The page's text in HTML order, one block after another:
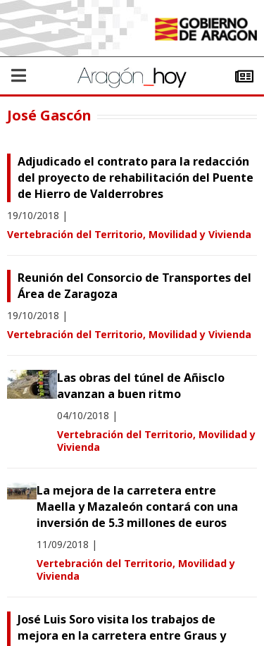
José Gascón
Adjudicado el contrato para la redacción
del proyecto de rehabilitación del Puente
de Hierro de Valderrobres
19/10/2018 |
Vertebración del Territorio, Movilidad y Vivienda
Reunión del Consorcio de Transportes del
Área de Zaragoza
19/10/2018 |
Vertebración del Territorio, Movilidad y Vivienda
Las obras del túnel de Añisclo
avanzan a buen ritmo
04/10/2018 |
Vertebración del Territorio, Movilidad y
Vivienda
La mejora de la carretera entre
Maella y Mazaleón contará con una
inversión de 5.3 millones de euros
11/09/2018 |
Vertebración del Territorio, Movilidad y
Vivienda
José Luis Soro visita los trabajos de
mejora en la carretera entre Graus y